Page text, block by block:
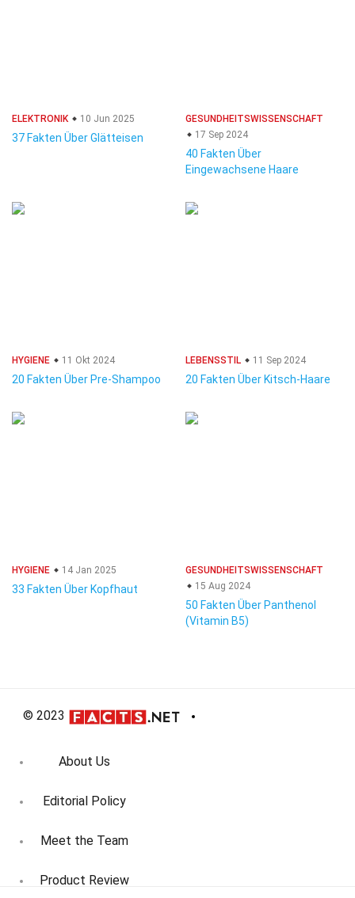
ELEKTRONIK 10 Jun 2025
37 Fakten Über Glätteisen
GESUNDHEITSWISSENSCHAFT
17 Sep 2024
40 Fakten Über
Eingewachsene Haare
HYGIENE 11 Okt 2024
20 Fakten Über Pre-Shampoo
LEBENSSTIL 11 Sep 2024
20 Fakten Über Kitsch-Haare
HYGIENE 14 Jan 2025
33 Fakten Über Kopfhaut
GESUNDHEITSWISSENSCHAFT
15 Aug 2024
50 Fakten Über Panthenol
(Vitamin B5)
© 2023
About Us
Editorial Policy
Meet the Team
Product Review